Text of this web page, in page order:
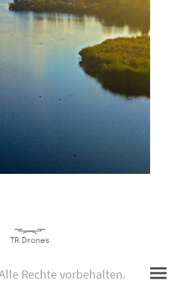
Rechte vorbehalten.